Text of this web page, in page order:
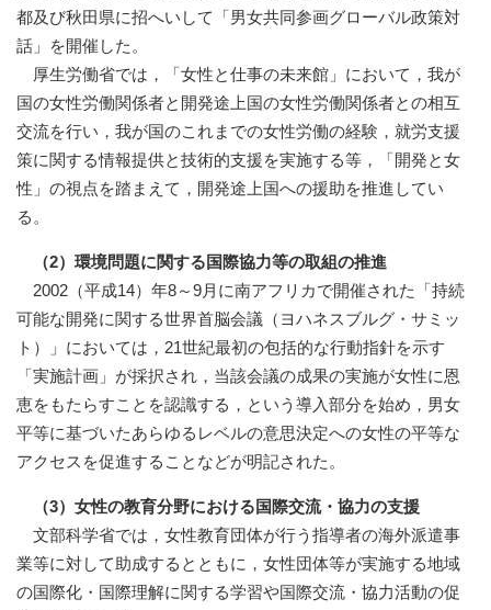
都及び秋田県に招へいして「男女共同参画グローバル政策対
話」を開催した。
厚生労働省では，「女性と仕事の未来館」において，我が
国の女性労働関係者と開発途上国の女性労働関係者との相互
交流を行い，我が国のこれまでの女性労働の経験，就労支援
策に関する情報提供と技術的支援を実施する等，「開発と女
性」の視点を踏まえて，開発途上国への援助を推進してい
る。
（2）環境問題に関する国際協力等の取組の推進
2002（平成14）年8～9月に南アフリカで開催された「持続
可能な開発に関する世界首脳会議（ヨハネスブルグ・サミッ
ト）」においては，21世紀最初の包括的な行動指針を示す
「実施計画」が採択され，当該会議の成果の実施が女性に恩
恵をもたらすことを認識する，という導入部分を始め，男女
平等に基づいたあらゆるレベルの意思決定への女性の平等な
アクセスを促進することなどが明記された。
（3）女性の教育分野における国際交流・協力の支援
文部科学省では，女性教育団体が行う指導者の海外派遣事
業等に対して助成するとともに，女性団体等が実施する地域
の国際化・国際理解に関する学習や国際交流・協力活動の促